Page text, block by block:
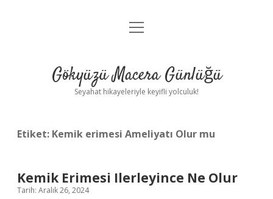
Anasayfa
Yasal Uyarı
menüyü
Gökyüzü Macera Günlüğü
Seyahat hikayeleriyle keyifli yolculuk!
Etiket: Kemik erimesi Ameliyatı Olur mu
Kemik Erimesi Ilerleyince Ne Olur
Tarih: Aralık 26, 2024